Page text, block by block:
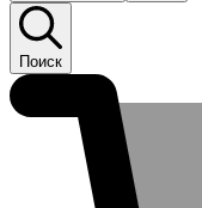
Поиск